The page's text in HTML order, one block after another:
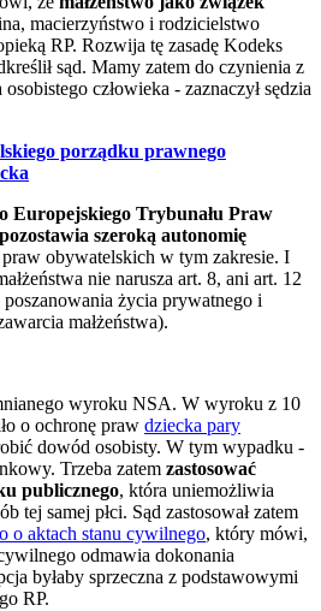
macierzyństwo i rodzicielstwo
RP. Rozwija tę zasadę Kodeks
sąd. Mamy zatem do czynienia z
człowieka - zaznaczył sędzia
porządku prawnego
Europejskiego Trybunału Praw
szeroką autonomię
obywatelskich w tym zakresie. I
nie narusza art. 8, ani art. 12
życia prywatnego i
małżeństwa).
wyroku NSA. W wyroku z 10
o ochronę praw dziecka pary
dowód osobisty. W tym wypadku -
Trzeba zatem zastosować
publicznego, która uniemożliwia
tej samej płci. Sąd zastosował zatem
o aktach stanu cywilnego, który mówi,
odmawia dokonania
byłaby sprzeczna z podstawowymi
RP.